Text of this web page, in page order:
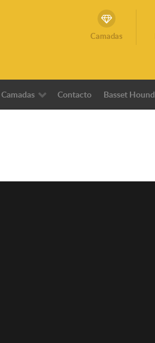
Camadas
Camadas Contacto Basset Hound